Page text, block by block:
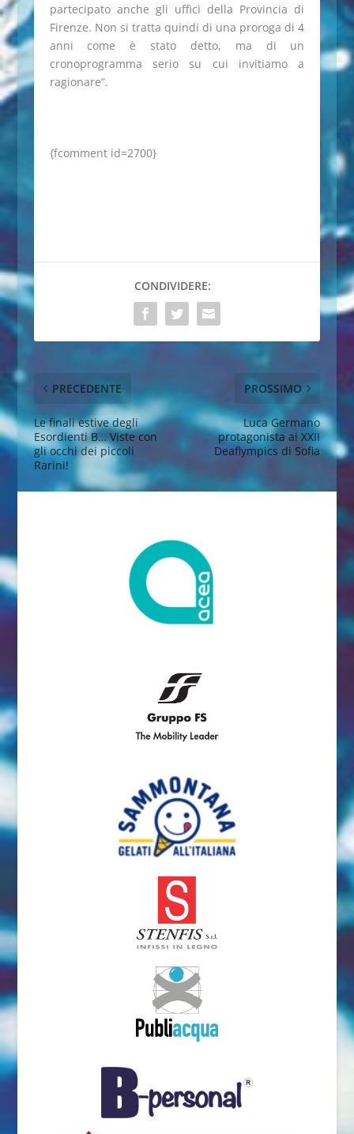
partecipato anche gli uffici della Provincia di
Firenze. Non si tratta quindi di una proroga di 4
anni come è stato detto, ma di un
cronoprogramma serio su cui invitiamo a
ragionare”.
{fcomment id=2700}
CONDIVIDERE:
PRECEDENTE
Le finali estive degli
Esordienti B… Viste con
gli occhi dei piccoli
Rarini!
PROSSIMO
Luca Germano
protagonista ai XXII
Deaflympics di Sofia